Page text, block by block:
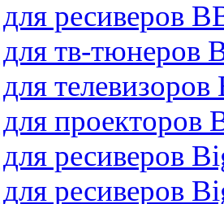
ресиверов
тв-тюнеров
телевизоров
проекторов
ресиверов
ресиверов